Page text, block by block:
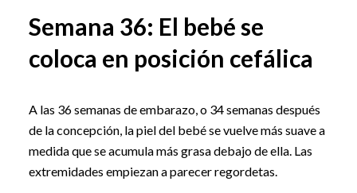
Semana 36: El bebé se
coloca en posición cefálica
A las 36 semanas de embarazo, o 34 semanas después
de la concepción, la piel del bebé se vuelve más suave a
medida que se acumula más grasa debajo de ella. Las
extremidades empiezan a parecer regordetas.